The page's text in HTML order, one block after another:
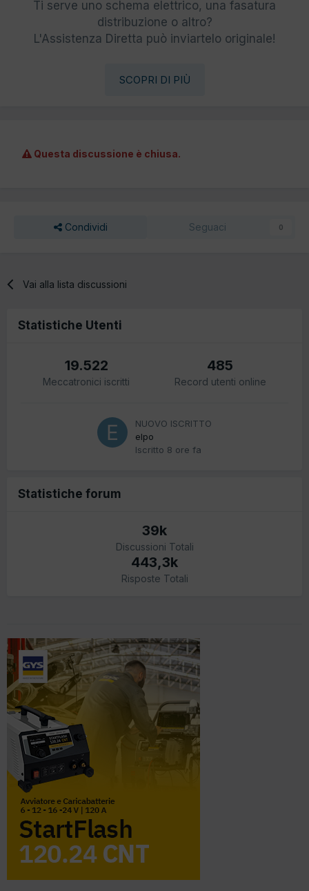
Ti serve uno schema elettrico, una fasatura
distribuzione o altro?
L'Assistenza Diretta può inviartelo originale!
SCOPRI DI PIÙ
Questa discussione è chiusa.
Condividi Seguaci 0
Vai alla lista discussioni
Statistiche Utenti
19.522
Meccatronici iscritti
485
Record utenti online
NUOVO ISCRITTO
elpo
Iscritto 8 ore fa
Statistiche forum
39k
Discussioni Totali
443,3k
Risposte Totali